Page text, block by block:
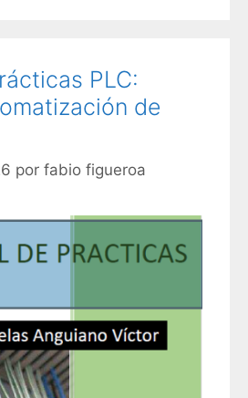
PLC:
de
por fabio figueroa